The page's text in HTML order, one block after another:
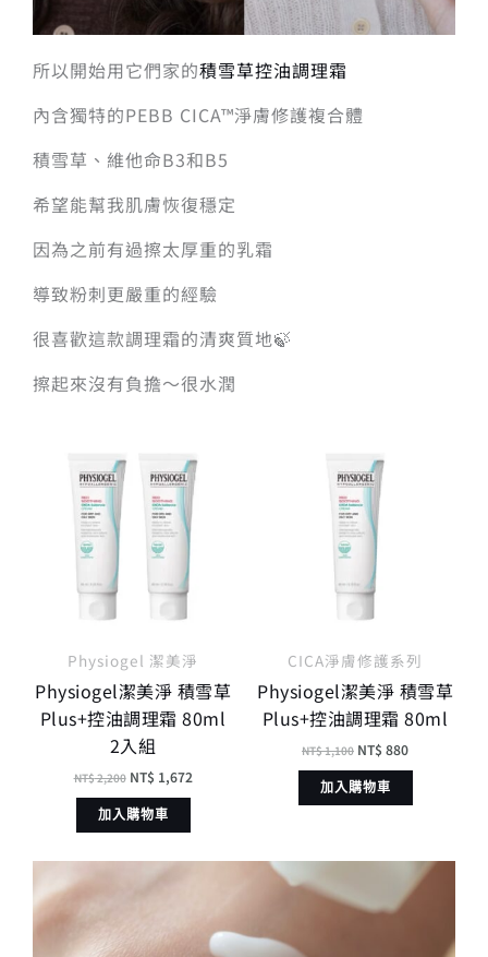
所以開始用它們家的積雪草控油調理霜
內含獨特的PEBB CICA™淨膚修護複合體
積雪草、維他命B3和B5
希望能幫我肌膚恢復穩定
因為之前有過擦太厚重的乳霜
導致粉刺更嚴重的經驗
很喜歡這款調理霜的清爽質地🍃
擦起來沒有負擔～很水潤
Physiogel 潔美淨
Physiogel潔美淨 積雪草
Plus+控油調理霜 80ml
2入組
NT$2,200
格：
NT$ 2,200。
NT$ 1,672
前
價
格：
加入購物車
CICA淨膚修護系列
Physiogel潔美淨 積雪草
Plus+控油調理霜 80ml
NT$1,100
價
格：
NT$ 1,100。
NT$ 880
加入購物車